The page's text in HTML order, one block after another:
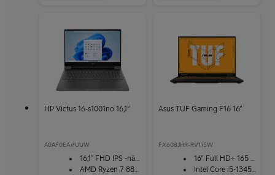
HP Victus 16-s1001no 16,1"
A0AF0EA#UUW
16,1” FHD IPS -näyttö
AMD Ryzen 7 8840H
Asus TUF Gaming F16 16"
FX608JHR-RV115W
16" Full HD+ 165 Hz -näyttö
Intel Core i5-13450HX